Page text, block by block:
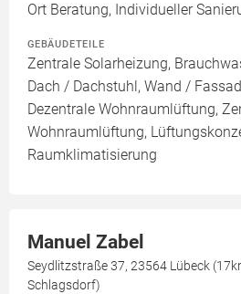
Ort Beratung, Individueller
GEBÄUDETEILE
Zentrale Solarheizung,
Dach / Dachstuhl, Wand /
Dezentrale Wohnraumlüftung,
Wohnraumlüftung,
Raumklimatisierung
Manuel Zabel
Seydlitzstraße 37, 23564 Lübeck
Schlagsdorf)